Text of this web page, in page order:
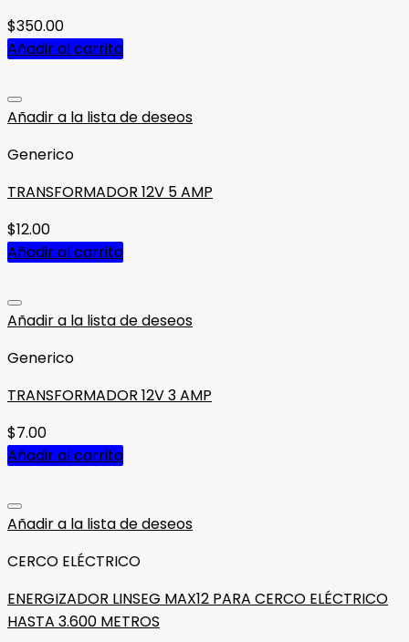
$350.00
Añadir al carrito
Añadir a la lista de deseos
Generico
TRANSFORMADOR 12V 5 AMP
$12.00
Añadir al carrito
Añadir a la lista de deseos
Generico
TRANSFORMADOR 12V 3 AMP
$7.00
Añadir al carrito
Añadir a la lista de deseos
CERCO ELÉCTRICO
ENERGIZADOR LINSEG MAX12 PARA CERCO ELÉCTRICO
HASTA 3.600 METROS